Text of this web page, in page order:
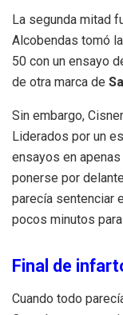
La segunda mitad
Alcobendas tomó
50 con un ensayo
de otra marca de
Sin embargo,
Liderados por un
ensayos en
ponerse por
parecía sentenciar
pocos minutos
Final de
Cuando todo